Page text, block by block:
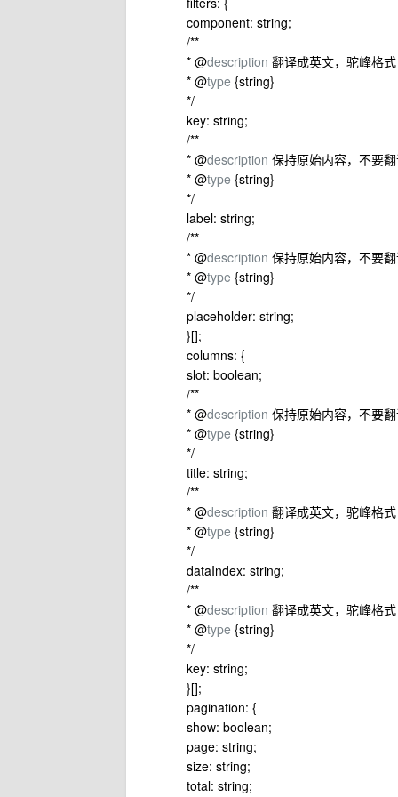
component: string;
/**
* @description 翻译成英文，驼峰格式
* @type {string}
*/
key: string;
/**
* @description 保持原始内容，不要
* @type {string}
*/
label: string;
/**
* @description 保持原始内容，不要
* @type {string}
*/
placeholder: string;
}[];
columns: {
slot: boolean;
/**
* @description 保持原始内容，不要
* @type {string}
*/
title: string;
/**
* @description 翻译成英文，驼峰格式
* @type {string}
*/
dataIndex: string;
/**
* @description 翻译成英文，驼峰格式
* @type {string}
*/
key: string;
}[];
pagination: {
show: boolean;
page: string;
size: string;
total: string;